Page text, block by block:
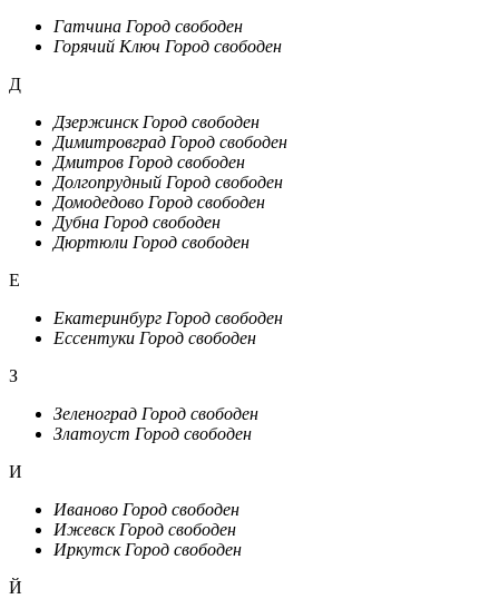
Гатчина Город свободен
Горячий Ключ Город свободен
Д
Дзержинск Город свободен
Димитровград Город свободен
Дмитров Город свободен
Долгопрудный Город свободен
Домодедово Город свободен
Дубна Город свободен
Дюртюли Город свободен
Е
Екатеринбург Город свободен
Ессентуки Город свободен
З
Зеленоград Город свободен
Златоуст Город свободен
И
Иваново Город свободен
Ижевск Город свободен
Иркутск Город свободен
Й